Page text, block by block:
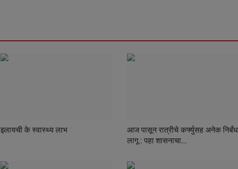
इलायची के स्वास्थ्य लाभ
आज पासून रात्रीचे कर्फ्युसह अनेक निर्बंध
लागू : पहा शासनाचा...